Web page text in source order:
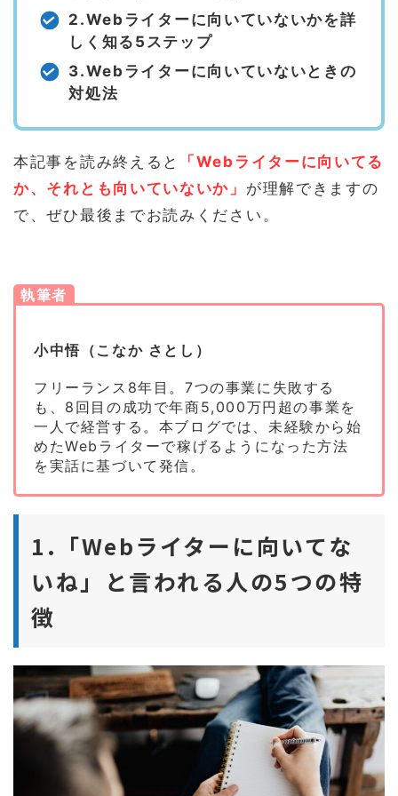
2.Webライターに向いていないかを詳
しく知る5ステップ
3.Webライターに向いていないときの
対処法
本記事を読み終えると
「Webライターに向いてる
か、それとも向いていないか」 が理解できますの
で、ぜひ最後までお読みください。
執筆者
小中悟（こなか さとし）
フリーランス8年目。7つの事業に失敗する
も、8回目の成功で年商5,000万円超の事業を
一人で経営する。本ブログでは、未経験から始
めたWebライターで稼げるようになった方法
を実話に基づいて発信。
1.「Webライターに向いてな
いね」と言われる人の5つの特
徴